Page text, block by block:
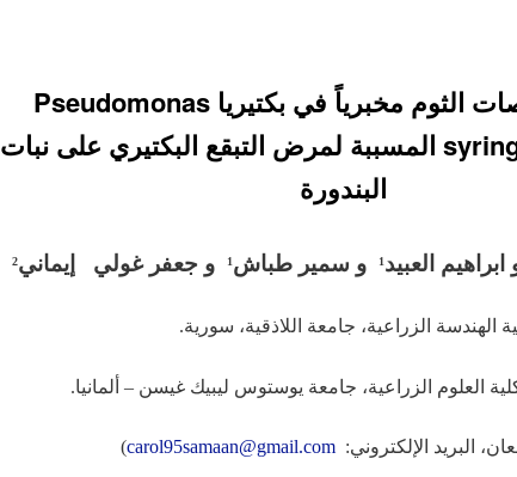
تأثير مستخلصات الثوم مخبرياً في بكتيريا Pseudomonas
syringae pv. tomato المسببة لمرض التبقع البكتيري على نبات
البندورة
ابراهيم العبيد1 و سمير طباش1 و جعفر غولي إيماني2
الهندسة الزراعية، جامعة اللاذقية، سورية.
العلوم الزراعية، جامعة يوستوس ليبيك غيسن – ألمانيا.
البريد الإلكتروني: )